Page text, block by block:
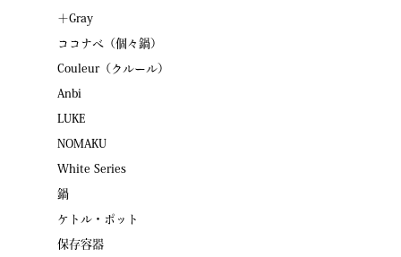
＋Gray
ココナベ（個々鍋）
Couleur（クルール）
Anbi
LUKE
NOMAKU
White Series
鍋
ケトル・ポット
保存容器